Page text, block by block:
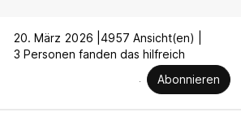
20. März 2026 | 4957 Ansicht(en) |
3 Personen fanden das hilfreich
Abonnieren